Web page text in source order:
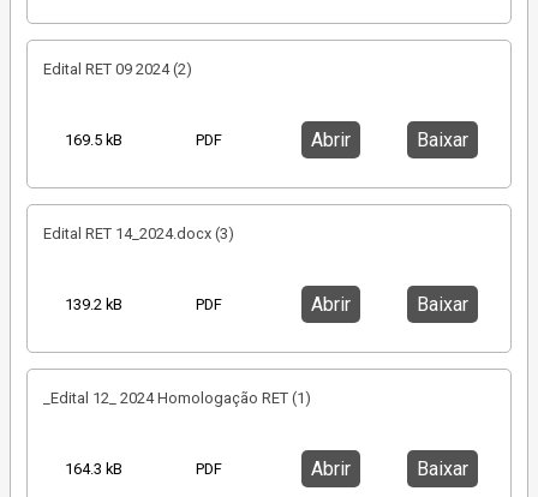
Edital RET 09 2024 (2)
169.5 kB PDF Abrir Baixar
Edital RET 14_2024.docx (3)
139.2 kB PDF Abrir Baixar
_Edital 12_ 2024 Homologação RET (1)
164.3 kB PDF Abrir Baixar